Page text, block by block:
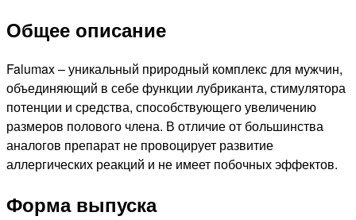
Общее описание
Falumax – уникальный природный комплекс для мужчин,
объединяющий в себе функции лубриканта, стимулятора
потенции и средства, способствующего увеличению
размеров полового члена. В отличие от большинства
аналогов препарат не провоцирует развитие
аллергических реакций и не имеет побочных эффектов.
Форма выпуска